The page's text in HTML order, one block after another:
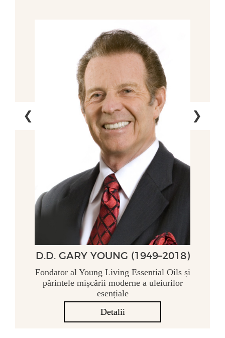
D.D. GARY YOUNG (1949–2018)
Fondator al Young Living Essential Oils și
părintele mișcării moderne a uleiurilor
esențiale
Detalii
❮ ❯